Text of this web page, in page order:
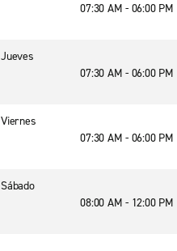
07:30 AM - 06:00 PM
Jueves
07:30 AM - 06:00 PM
Viernes
07:30 AM - 06:00 PM
Sábado
08:00 AM - 12:00 PM